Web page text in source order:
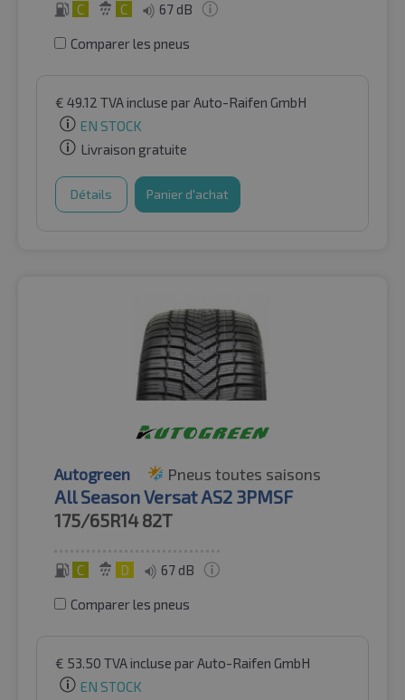
C C 67 dB
Comparer les pneus
€ 49.12 TVA incluse par Auto-Raifen GmbH
EN STOCK
Livraison gratuite
Détails Panier d'achat
Autogreen Pneus toutes saisons
All Season Versat AS2 3PMSF
175/65R14 82T
C D 67 dB
Comparer les pneus
€ 53.50 TVA incluse par Auto-Raifen GmbH
EN STOCK